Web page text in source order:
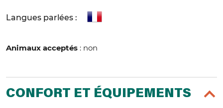
Langues parlées :
Animaux acceptés : non
CONFORT ET ÉQUIPEMENTS